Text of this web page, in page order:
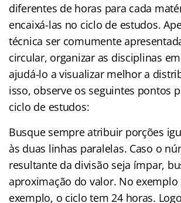
diferentes de horas para cada
encaixá-las no ciclo de estudos.
técnica ser comumente
circular, organizar as disciplinas
ajudá-lo a visualizar melhor a
isso, observe os seguintes pontos
ciclo de estudos:
Busque sempre atribuir porções
às duas linhas paralelas. Caso o
resultante da divisão seja ímpar,
aproximação do valor. No exemplo
exemplo, o ciclo tem 24 horas.